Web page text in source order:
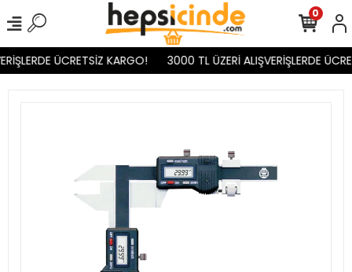
ÜCRETSİZ KARGO! 3000 TL ÜZERİ ALIŞVERİŞLERDE
0